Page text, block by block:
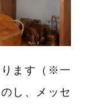
ります（※一
し、メッセ